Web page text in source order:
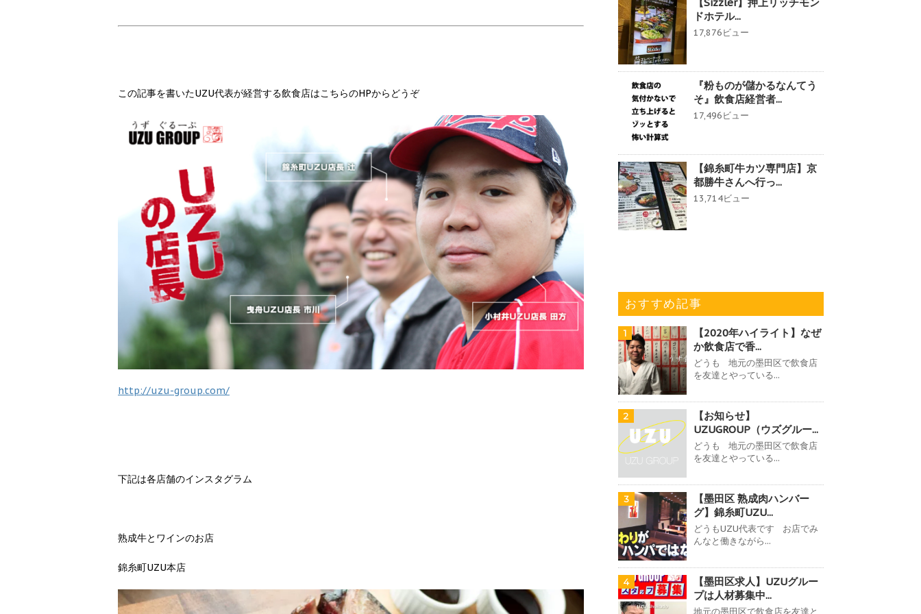
この記事を書いたUZU代表が経営する飲食店はこちらのHPからどうぞ
http://uzu-group.com/
下記は各店舗のインスタグラム
熟成牛とワインのお店
錦糸町UZU本店
ドホテル...
17,876ビュー
『粉ものが儲かるなんてう
そ』飲食店経営者...
17,496ビュー
【錦糸町牛カツ専門店】京
都勝牛さんへ行っ...
13,714ビュー
おすすめ記事
1
【2020年ハイライト】なぜ
か飲食店で香...
どうも 地元の墨田区で飲食店
を友達とやっている...
2
【お知らせ】
UZUGROUP（ウズグルー...
どうも 地元の墨田区で飲食店
を友達とやっている...
3
【墨田区 熟成肉ハンバー
グ】錦糸町UZU...
どうもUZU代表です お店でみ
んなと働きながら...
4
【墨田区求人】UZUグルー
プは人材募集中...
地元の墨田区で飲食店を友達と